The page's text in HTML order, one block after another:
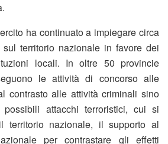
ha continuato a impiegare circa
territorio nazionale in favore dei
locali. In oltre 50 provincie
le attività di concorso alle
contrasto alle attività criminali sino
attacchi terroristici, cui si
territorio nazionale, il supporto al
per contrastare gli effetti